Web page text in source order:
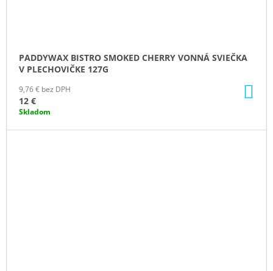
PADDYWAX BISTRO SMOKED CHERRY VONNÁ SVIEČKA
V PLECHOVIČKE 127G
9,76 € bez DPH
12 €
Skladom